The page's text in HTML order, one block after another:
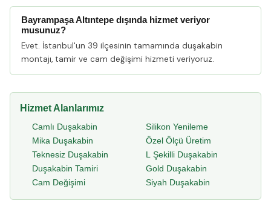
Bayrampaşa Altıntepe dışında hizmet veriyor
musunuz?
Evet. İstanbul'un 39 ilçesinin tamamında duşakabin
montajı, tamir ve cam değişimi hizmeti veriyoruz.
Hizmet Alanlarımız
Camlı Duşakabin
Mika Duşakabin
Teknesiz Duşakabin
Duşakabin Tamiri
Cam Değişimi
Silikon Yenileme
Özel Ölçü Üretim
L Şekilli Duşakabin
Gold Duşakabin
Siyah Duşakabin